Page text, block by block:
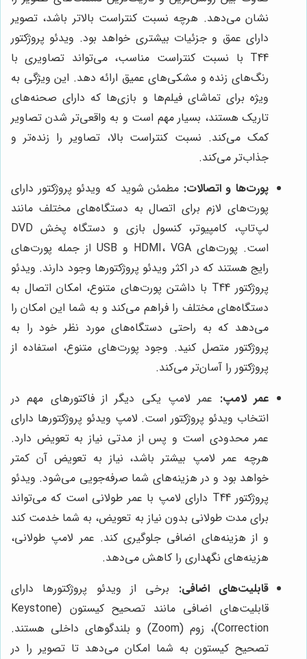
نشان می‌دهد. هرچه نسبت کنتراست بالاتر باشد، تصویر
دارای عمق و جزئیات بیشتری خواهد بود. ویدئو پروژکتور
T44 با نسبت کنتراست مناسب، می‌تواند تصاویری با
رنگ‌های زنده و مشکی‌های عمیق ارائه دهد. این ویژگی به
ویژه برای تماشای فیلم‌ها و بازی‌ها که دارای صحنه‌های
تاریک هستند، بسیار مهم است و به واقعی‌تر شدن تصاویر
کمک می‌کند. نسبت کنتراست بالا، تصاویر را زنده‌تر و
جذاب‌تر می‌کند.
پورت‌ها و اتصالات: مطمئن شوید که ویدئو پروژکتور دارای
پورت‌های لازم برای اتصال به دستگاه‌های مختلف مانند
لپ‌تاپ، کامپیوتر، کنسول بازی و دستگاه پخش DVD
است. پورت‌های HDMI، VGA و USB از جمله پورت‌های
رایج هستند که در اکثر ویدئو پروژکتورها وجود دارند. ویدئو
پروژکتور T44 با داشتن پورت‌های متنوع، امکان اتصال به
دستگاه‌های مختلف را فراهم می‌کند و به شما این امکان را
می‌دهد که به راحتی دستگاه‌های مورد نظر خود را به
پروژکتور متصل کنید. وجود پورت‌های متنوع، استفاده از
پروژکتور را آسان‌تر می‌کند.
عمر لامپ: عمر لامپ یکی دیگر از فاکتورهای مهم در
انتخاب ویدئو پروژکتور است. لامپ ویدئو پروژکتورها دارای
عمر محدودی است و پس از مدتی نیاز به تعویض دارد.
هرچه عمر لامپ بیشتر باشد، نیاز به تعویض آن کمتر
خواهد بود و در هزینه‌های شما صرفه‌جویی می‌شود. ویدئو
پروژکتور T44 دارای لامپ با عمر طولانی است که می‌تواند
برای مدت طولانی بدون نیاز به تعویض، به شما خدمت کند
و از هزینه‌های اضافی جلوگیری کند. عمر لامپ طولانی،
هزینه‌های نگهداری را کاهش می‌دهد.
قابلیت‌های اضافی: برخی از ویدئو پروژکتورها دارای
قابلیت‌های اضافی مانند تصحیح کیستون (Keystone
Correction)، زوم (Zoom) و بلندگوهای داخلی هستند.
تصحیح کیستون به شما امکان می‌دهد تا تصویر را در